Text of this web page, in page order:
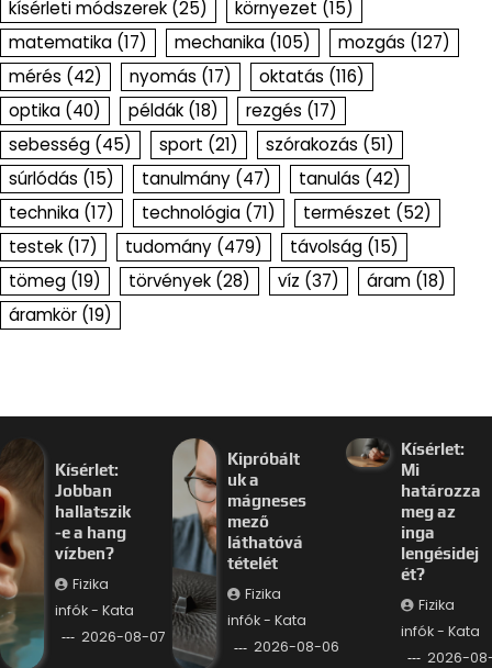
kísérleti módszerek (25) környezet (15)
matematika (17) mechanika (105) mozgás (127)
mérés (42) nyomás (17) oktatás (116)
optika (40) példák (18) rezgés (17)
sebesség (45) sport (21) szórakozás (51)
súrlódás (15) tanulmány (47) tanulás (42)
technika (17) technológia (71) természet (52)
testek (17) tudomány (479) távolság (15)
tömeg (19) törvények (28) víz (37) áram (18)
áramkör (19)
Kísérlet:
Jobban
hallatszik
-e a hang
vízben?
Fizika
infók - Kata
2026-08-07
Kipróbált
uk a
mágneses
mező
láthatóvá
tételét
Fizika
infók - Kata
2026-08-06
Kísérlet:
Mi
határozza
meg az
inga
lengésidej
ét?
Fizika
infók - Kata
2026-